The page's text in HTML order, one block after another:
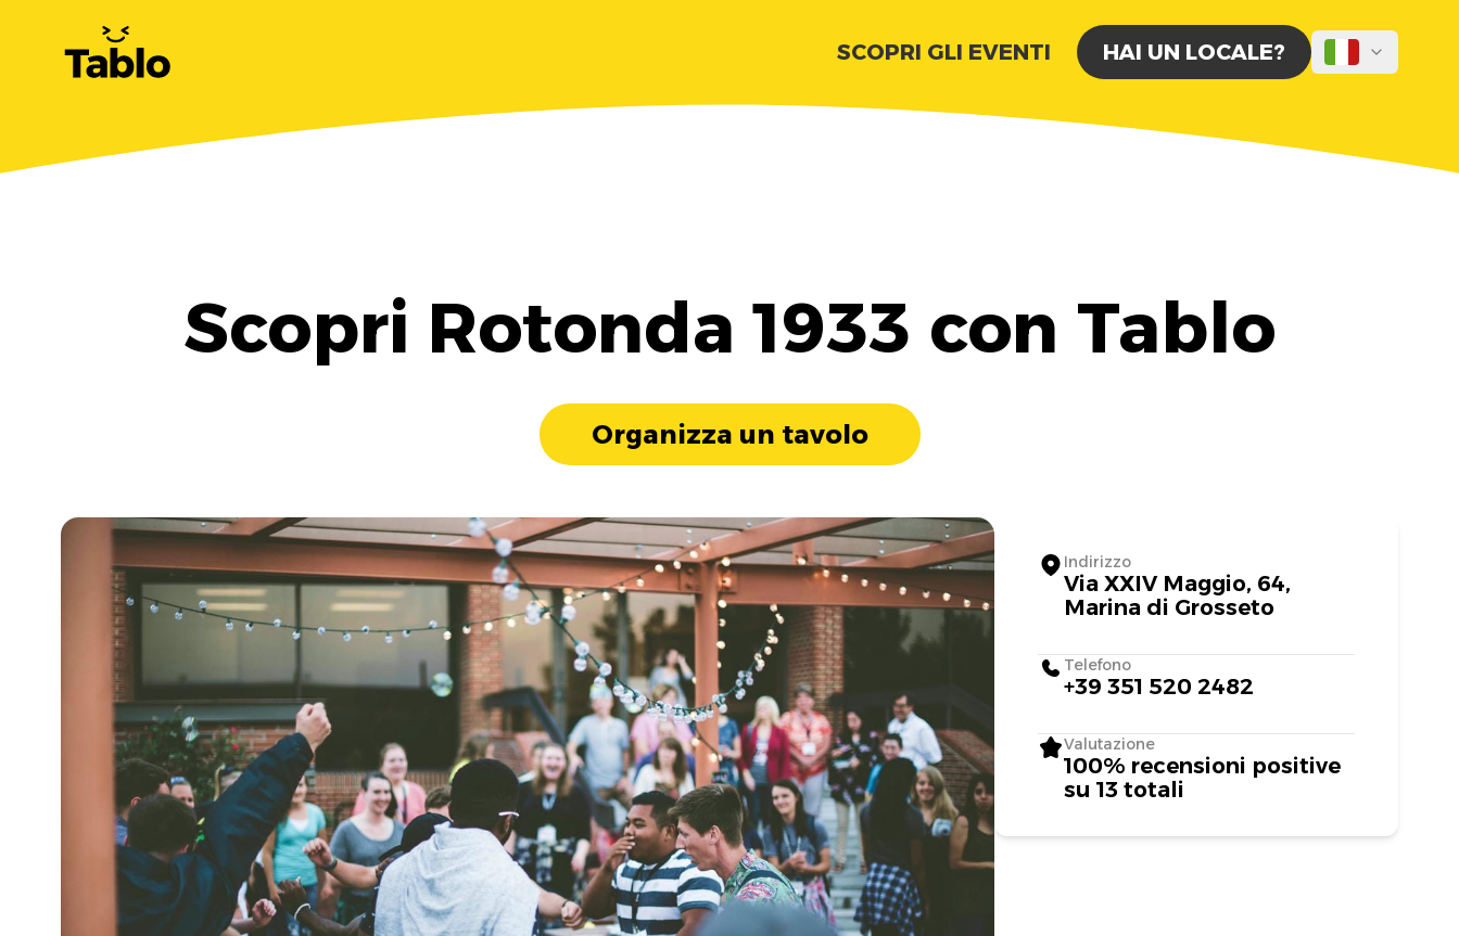
SCOPRI GLI EVENTI HAI UN LOCALE?
Scopri Rotonda 1933 con Tablo
Organizza un tavolo
Indirizzo
Via XXIV Maggio, 64,
Marina di Grosseto
Telefono
+39 351 520 2482
Valutazione
100% recensioni positive
su 13 totali